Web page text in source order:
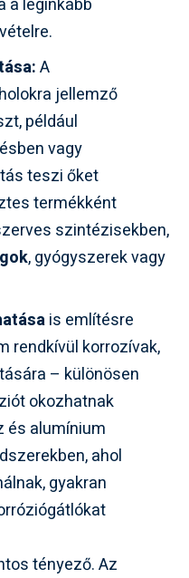
a leginkább
A
jellemző
például
vagy
teszi őket
termékként
szintézisekben,
, gyógyszerek vagy
is említésre
rendkívül korrozívak,
– különösen
okozhatnak
és alumínium
ahol
gyakran
tényező. Az